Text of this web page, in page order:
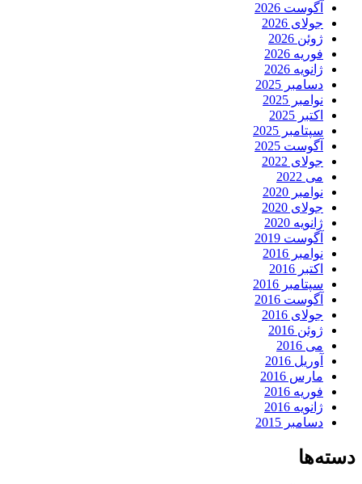
آگوست 2026
جولای 2026
ژوئن 2026
فوریه 2026
ژانویه 2026
دسامبر 2025
نوامبر 2025
اکتبر 2025
سپتامبر 2025
آگوست 2025
جولای 2022
می 2022
نوامبر 2020
جولای 2020
ژانویه 2020
آگوست 2019
نوامبر 2016
اکتبر 2016
سپتامبر 2016
آگوست 2016
جولای 2016
ژوئن 2016
می 2016
آوریل 2016
مارس 2016
فوریه 2016
ژانویه 2016
دسامبر 2015
دسته‌ها